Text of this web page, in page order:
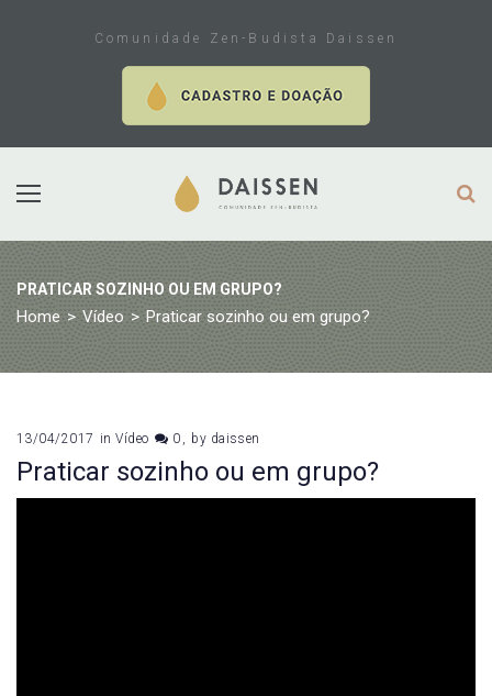
Comunidade Zen-Budista Daissen
PRATICAR SOZINHO OU EM GRUPO?
Home > Vídeo > Praticar sozinho ou em grupo?
13/04/2017 inVídeo 0 by daissen
Praticar sozinho ou em grupo?